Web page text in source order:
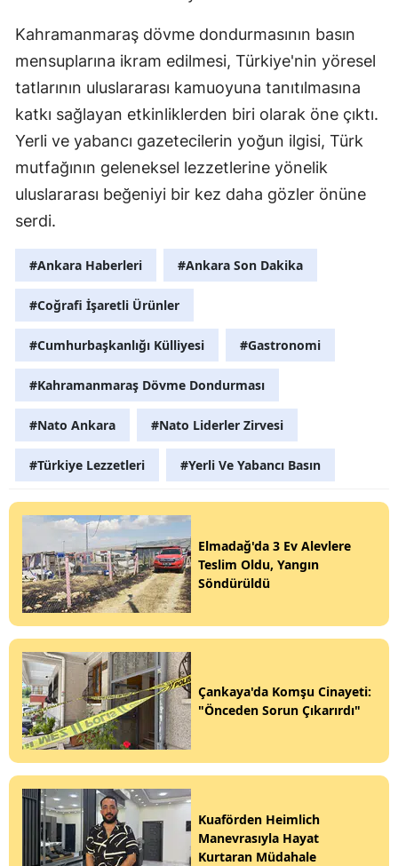
Kahramanmaraş dövme dondurmasının basın
mensuplarına ikram edilmesi, Türkiye'nin yöresel
tatlarının uluslararası kamuoyuna tanıtılmasına
katkı sağlayan etkinliklerden biri olarak öne çıktı.
Yerli ve yabancı gazetecilerin yoğun ilgisi, Türk
mutfağının geleneksel lezzetlerine yönelik
uluslararası beğeniyi bir kez daha gözler önüne
serdi.
#Ankara Haberleri #Ankara Son Dakika
#Coğrafi İşaretli Ürünler
#Cumhurbaşkanlığı Külliyesi #Gastronomi
#Kahramanmaraş Dövme Dondurması
#Nato Ankara #Nato Liderler Zirvesi
#Türkiye Lezzetleri #Yerli Ve Yabancı Basın
Elmadağ'da 3 Ev Alevlere
Teslim Oldu, Yangın
Söndürüldü
Çankaya'da Komşu Cinayeti:
"Önceden Sorun Çıkarırdı"
Kuaförden Heimlich
Manevrasıyla Hayat
Kurtaran Müdahale